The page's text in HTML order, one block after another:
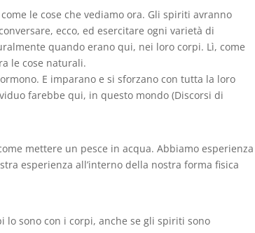
le cose che vediamo ora. Gli spiriti avranno
ecco, ed esercitare ogni varietà di
quando erano qui, nei loro corpi. Lì, come
le cose naturali.
E imparano e si sforzano con tutta la loro
farebbe qui, in questo mondo (Discorsi di
mettere un pesce in acqua. Abbiamo esperienza
esperienza all’interno della nostra forma fisica
sono con i corpi, anche se gli spiriti sono